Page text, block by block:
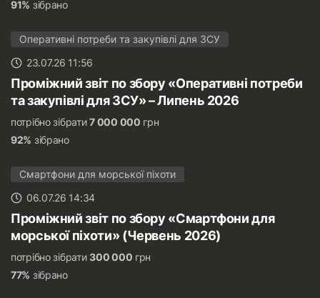
91% зібрано
Оперативні потреби та закупівлі для ЗСУ
23.07.26 11:56
Проміжний звіт по збору «Оперативні потреби
та закупівлі для ЗСУ» – Липень 2026
потрібно зібрати7 000 000 грн
92% зібрано
Смартфони для морської піхоти
06.07.26 14:34
Проміжний звіт по збору «Смартфони для
морської піхоти» (Червень 2026)
потрібно зібрати300 000 грн
77% зібрано